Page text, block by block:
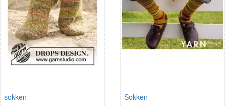
sokken Sokken